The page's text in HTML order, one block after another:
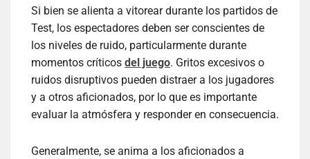
Si bien se alienta a vitorear durante los partidos de
Test, los espectadores deben ser conscientes de
los niveles de ruido, particularmente durante
momentos críticos del juego. Gritos excesivos o
ruidos disruptivos pueden distraer a los jugadores
y a otros aficionados, por lo que es importante
evaluar la atmósfera y responder en consecuencia.
Generalmente, se anima a los aficionados a